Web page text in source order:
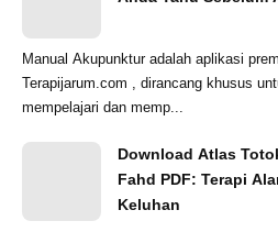
Manual Akupunktur adalah aplikasi premium orisinal dari Azdah |
Terapijarum.com , dirancang khusus
mempelajari dan memp...
Download Atlas
Fahd PDF: Terapi
Keluhan